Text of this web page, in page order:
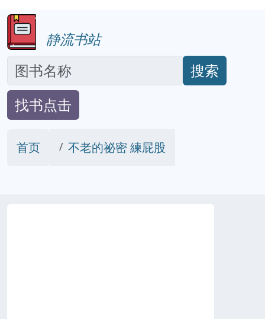
静流书站
搜索
找书点击
首页 不老的祕密 練屁股